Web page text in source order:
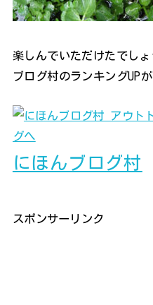
楽しんでいただけたでしょ
ブログ村のランキングUP
にほんブログ村
スポンサーリンク